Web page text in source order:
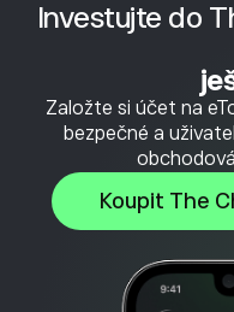
Investujte do
Založte si účet na
bezpečné a
Koupit The